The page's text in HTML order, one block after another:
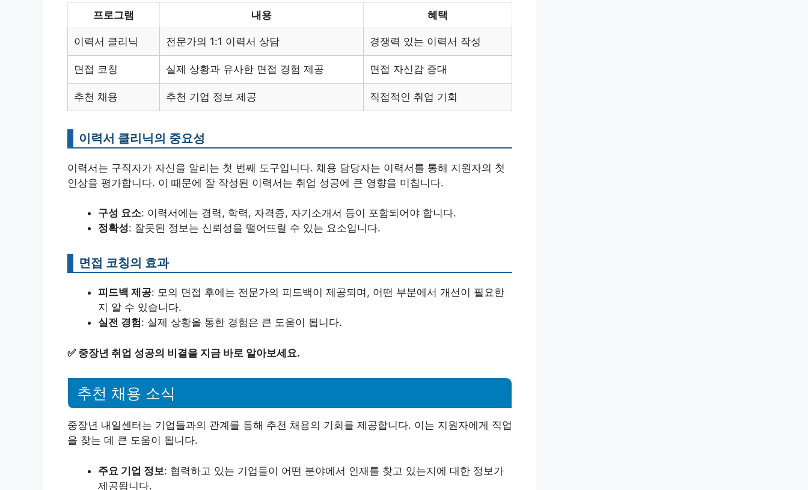
프로그램 내용 혜택
이력서 클리닉 전문가의 1:1 이력서 상담 경쟁력 있는 이력서 작성
면접 코칭 실제 상황과 유사한 면접 경험 제공 면접 자신감 증대
추천 채용 추천 기업 정보 제공 직접적인 취업 기회
이력서 클리닉의 중요성
이력서는 구직자가 자신을 알리는 첫 번째 도구입니다. 채용 담당자는 이력서를 통해 지원자의 첫
인상을 평가합니다. 이 때문에 잘 작성된 이력서는 취업 성공에 큰 영향을 미칩니다.
구성 요소: 이력서에는 경력, 학력, 자격증, 자기소개서 등이 포함되어야 합니다.
정확성: 잘못된 정보는 신뢰성을 떨어뜨릴 수 있는 요소입니다.
면접 코칭의 효과
피드백 제공: 모의 면접 후에는 전문가의 피드백이 제공되며, 어떤 부분에서 개선이 필요한
지 알 수 있습니다.
실전 경험: 실제 상황을 통한 경험은 큰 도움이 됩니다.
✅ 중장년 취업 성공의 비결을 지금 바로 알아보세요.
추천 채용 소식
중장년 내일센터는 기업들과의 관계를 통해 추천 채용의 기회를 제공합니다. 이는 지원자에게 직업
을 찾는 데 큰 도움이 됩니다.
주요 기업 정보: 협력하고 있는 기업들이 어떤 분야에서 인재를 찾고 있는지에 대한 정보가
제공됩니다.